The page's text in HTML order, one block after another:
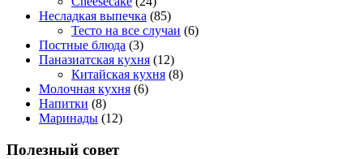
Несладкая выпечка (85)
Тесто на все случаи (6)
Постные блюда (3)
Паназиатская кухня (12)
Китайская кухня (8)
Молочная кухня (6)
Напитки (8)
Маринады (12)
Полезный совет